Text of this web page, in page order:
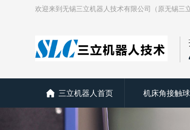
欢迎来到无锡三立机器人技术有限公司（原无锡
三立机器人首页 机床角接触